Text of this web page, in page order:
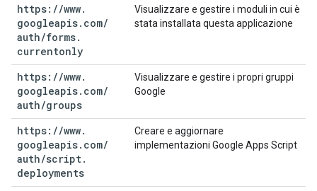
https: //www.
googleapis. com/
auth/forms.
currentonly
Visualizzare e gestire i moduli in cui è
stata installata questa applicazione
https: //www.
googleapis. com/
auth/groups
Visualizzare e gestire i propri gruppi
Google
https: //www.
googleapis. com/
auth/script.
deployments
Creare e aggiornare
implementazioni Google Apps Script